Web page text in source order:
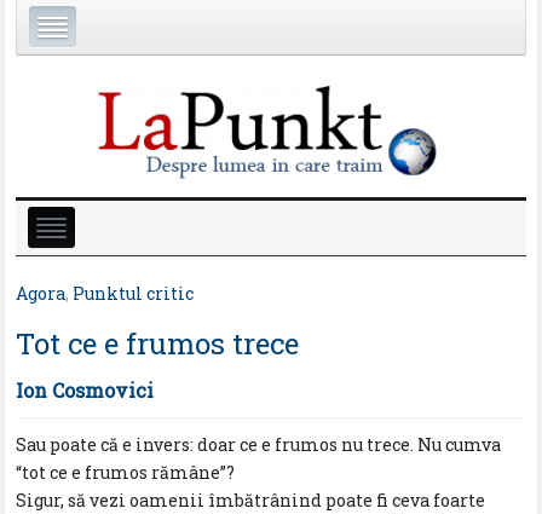
Agora, Punktul critic
Tot ce e frumos trece
Ion Cosmovici
Sau poate că e invers: doar ce e frumos nu trece. Nu cumva
“tot ce e frumos rămâne”?
Sigur, să vezi oamenii îmbătrânind poate fi ceva foarte